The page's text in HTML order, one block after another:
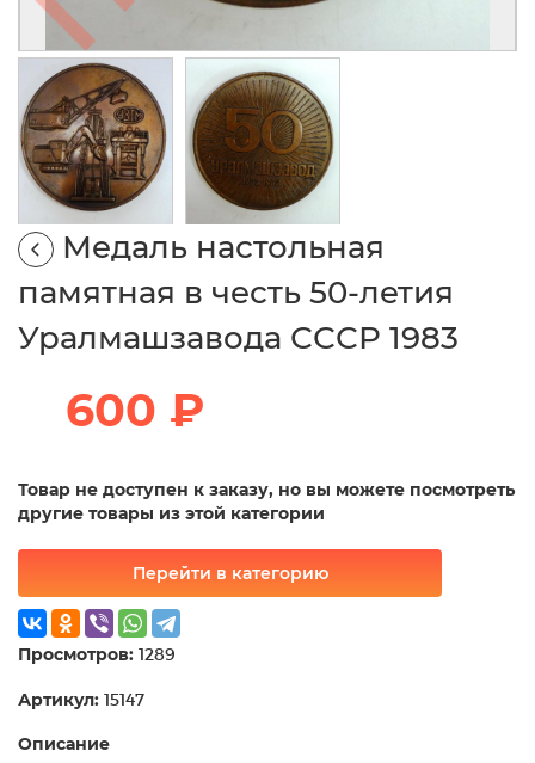
Медаль настольная
памятная в честь 50-летия
Уралмашзавода СССР 1983
600 ₽
Товар не доступен к заказу, но вы можете посмотреть
другие товары из этой категории
Перейти в категорию
Просмотров: 1289
Артикул: 15147
Описание